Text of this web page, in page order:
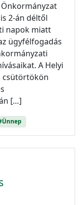
Önkormányzat
2-án déltől
napok miatt
ügyfélfogadás
A Helyi
csütörtökön
[…]